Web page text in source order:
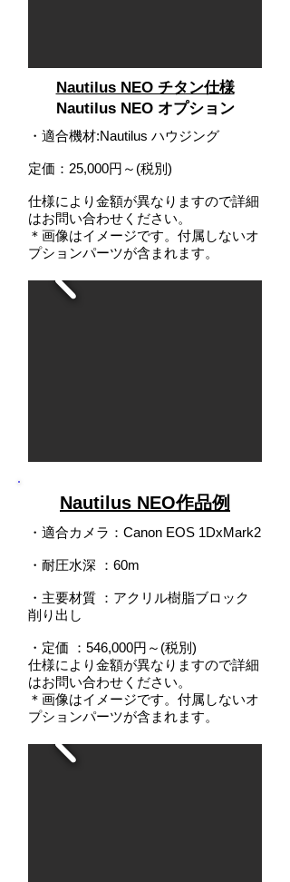
Nautilus NEO チタン仕様
Nautilus NEO オプション
・ 適合機材:Nautilus ハウジング
定価：25,000円～(税別)
仕様により金額が異なりますので詳細
はお問い合わせください。
＊画像はイメージです。付属しないオ
プションパーツが含まれます。
Nautilus NEO作品例
・適合カメラ：Canon EOS 1DxMark2
・耐圧水深 ： 60m
・主要材質 ：アクリル樹脂ブロック
削り出し
・定価 ：546,000円～(税別)
仕様により金額が異なりますので詳細
はお問い合わせください。
＊画像はイメージです。付属しないオ
プションパーツが含まれます。